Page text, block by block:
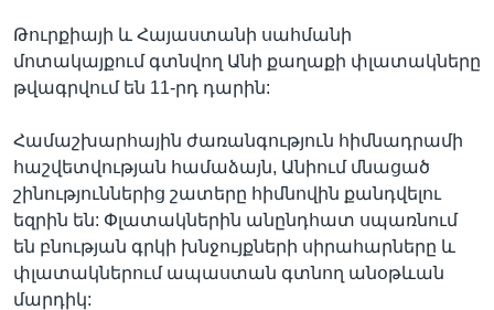
Թուրքիայի և Հայաստանի սահմանի
մոտակայքում գտնվող Անի քաղաքի փլատակները
թվագրվում են 11-րդ դարին:
Համաշխարհային ժառանգություն հիմնադրամի
հաշվետվության համաձայն, Անիում մնացած
շինություններից շատերը հիմնովին քանդվելու
եզրին են: Փլատակներին անընդհատ սպառնում
են բնության գրկի խնջույքների սիրահարները և
փլատակներում ապաստան գտնող անօթևան
մարդիկ: